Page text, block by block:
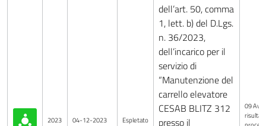
2023 04-12-2023 Espletato
dell’art. 50, comma
1, lett. b) del D.Lgs.
n. 36/2023,
dell’incarico per il
servizio di
“Manutenzione del
carrello elevatore
CESAB BLITZ 312
presso il
09
risultati